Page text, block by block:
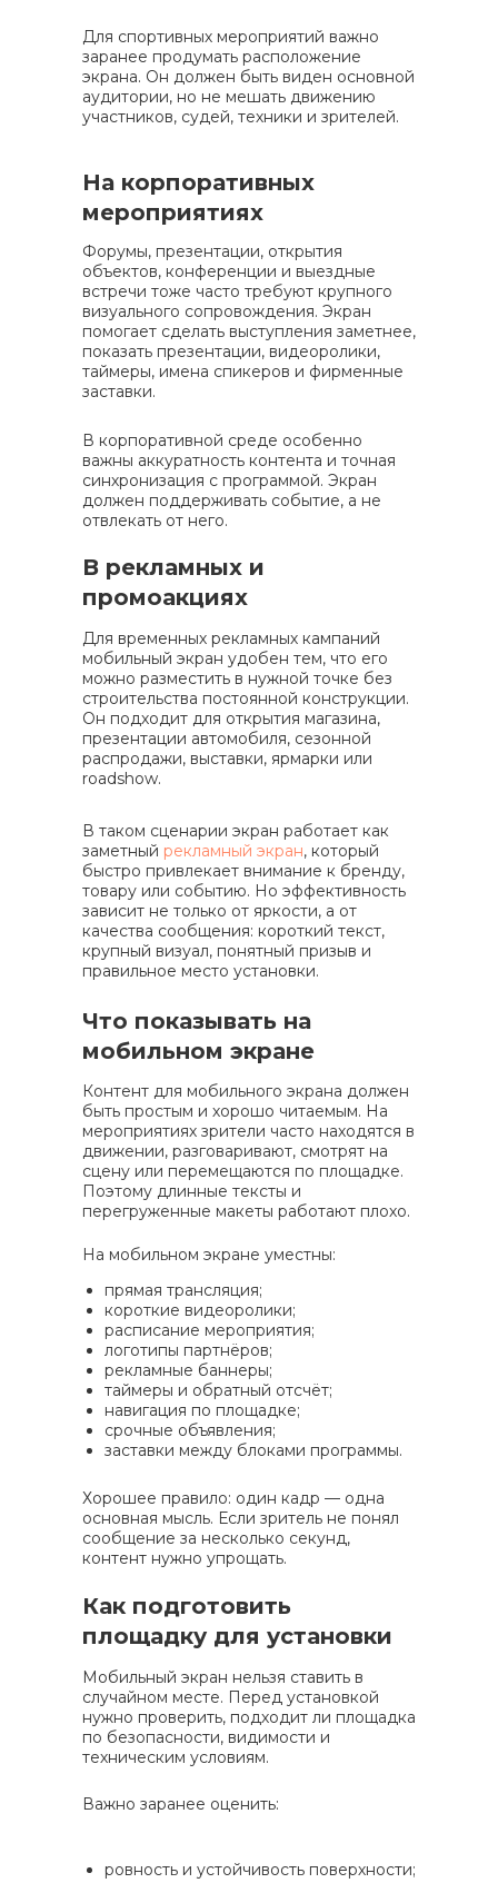
Форумы, презентации, открытия
объектов, конференции и выездные
встречи тоже часто требуют крупного
визуального сопровождения. Экран
помогает сделать выступления заметнее,
показать презентации, видеоролики,
таймеры, имена спикеров и фирменные
заставки.
В корпоративной среде особенно
важны аккуратность контента и точная
синхронизация с программой. Экран
должен поддерживать событие, а не
отвлекать от него.
Контент для мобильного экрана должен
быть простым и хорошо читаемым. На
мероприятиях зрители часто находятся в
движении, разговаривают, смотрят на
сцену или перемещаются по площадке.
Поэтому длинные тексты и
перегруженные макеты работают плохо.
Для временных рекламных кампаний
мобильный экран удобен тем, что его
можно разместить в нужной точке без
строительства постоянной конструкции.
Он подходит для открытия магазина,
презентации автомобиля, сезонной
распродажи, выставки, ярмарки или
roadshow.
В таком сценарии экран работает как
заметный рекламный экран, который
быстро привлекает внимание к бренду,
товару или событию. Но эффективность
зависит не только от яркости, а от
качества сообщения: короткий текст,
крупный визуал, понятный призыв и
правильное место установки.
На мобильном экране уместны:
Хорошее правило: один кадр — одна
основная мысль. Если зритель не понял
сообщение за несколько секунд,
контент нужно упрощать.
прямая трансляция;
короткие видеоролики;
расписание мероприятия;
логотипы партнёров;
рекламные баннеры;
таймеры и обратный отсчёт;
навигация по площадке;
срочные объявления;
заставки между блоками программы.
Мобильный экран нельзя ставить в
случайном месте. Перед установкой
нужно проверить, подходит ли площадка
по безопасности, видимости и
техническим условиям.
Важно заранее оценить:
ровность и устойчивость поверхности;
Для спортивных мероприятий важно
заранее продумать расположение
экрана. Он должен быть виден основной
аудитории, но не мешать движению
участников, судей, техники и зрителей.
Что показывать на
мобильном экране
На корпоративных
мероприятиях
В рекламных и
промоакциях
Как подготовить
площадку для установки